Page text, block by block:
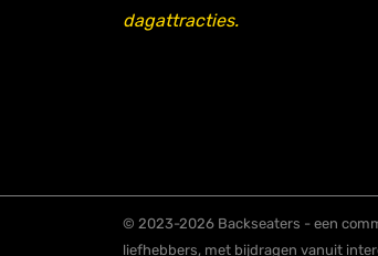
dagattracties.
© 2023-2026 Backseaters - een
liefhebbers, met bijdragen vanuit